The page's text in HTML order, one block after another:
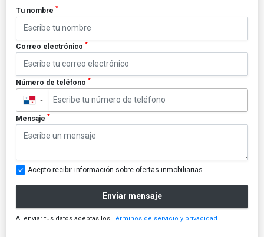
Tu nombre *
Correo electrónico *
Número de teléfono *
▼
Mensaje *
Acepto recibir información sobre ofertas inmobiliarias
Enviar mensaje
Al enviar tus datos aceptas los Términos de servicio y privacidad